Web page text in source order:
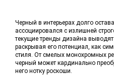
Черный в интерьерах долго
ассоциировался с излишней
текущие тренды дизайна
раскрывая его потенциал, как
стиля. От смелых монохромных
черный может кардинально
него нотку роскоши.